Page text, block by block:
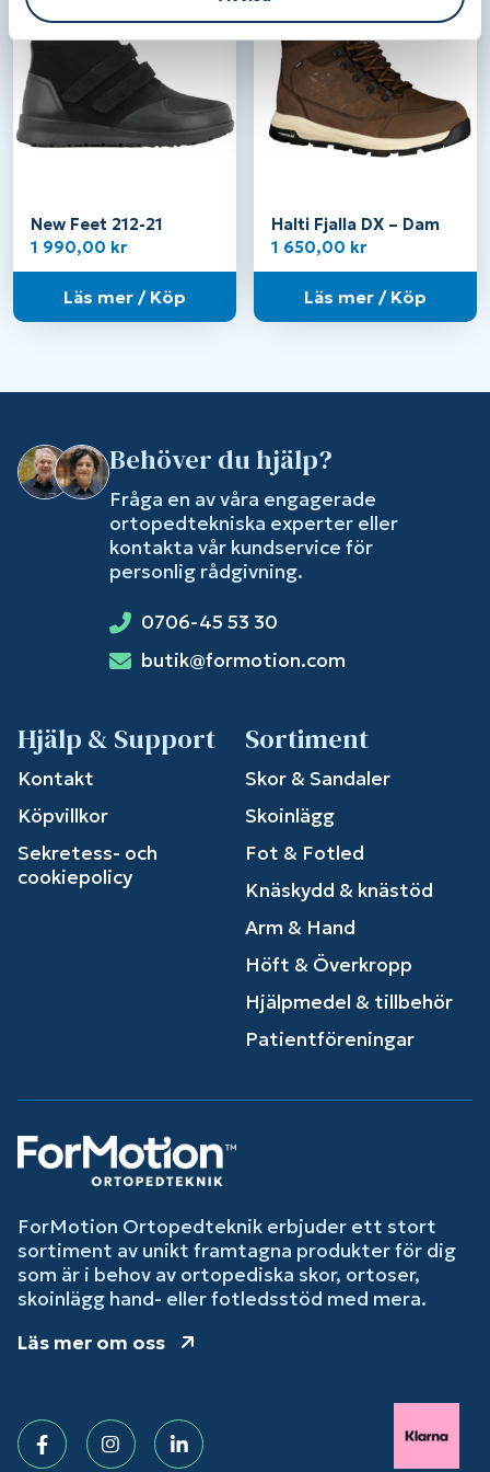
New Feet 212-21
1 990,00 kr
Läs mer / Köp
Halti Fjalla DX – Dam
1 650,00 kr
Läs mer / Köp
Behöver du hjälp?
Fråga en av våra engagerade
ortopedtekniska experter eller
kontakta vår kundservice för
personlig rådgivning.
0706-45 53 30
butik@formotion.com
Hjälp & Support
Kontakt
Köpvillkor
Sekretess- och
cookiepolicy
Sortiment
Skor & Sandaler
Skoinlägg
Fot & Fotled
Knäskydd & knästöd
Arm & Hand
Höft & Överkropp
Hjälpmedel & tillbehör
Patientföreningar
ForMotion Ortopedteknik erbjuder ett stort
sortiment av unikt framtagna produkter för dig
som är i behov av ortopediska skor, ortoser,
skoinlägg hand- eller fotledsstöd med mera.
Läs mer om oss
FacebookInstagramLinkedIn